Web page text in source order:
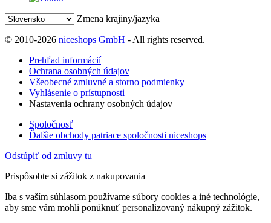
Zmena krajiny/jazyka
© 2010-2026 niceshops GmbH - All rights reserved.
Prehľad informácií
Ochrana osobných údajov
Všeobecné zmluvné a storno podmienky
Vyhlásenie o prístupnosti
Nastavenia ochrany osobných údajov
Spoločnosť
Ďalšie obchody patriace spoločnosti niceshops
Odstúpiť od zmluvy tu
Prispôsobte si zážitok z nakupovania
Iba s vaším súhlasom používame súbory cookies a iné technológie,
aby sme vám mohli ponúknuť personalizovaný nákupný zážitok.